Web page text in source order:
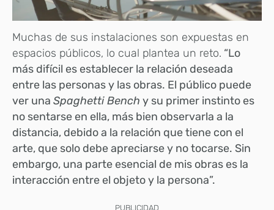
Muchas de sus instalaciones son expuestas en
espacios públicos, lo cual plantea un reto. “Lo
más difícil es establecer la relación deseada
entre las personas y las obras. El público puede
ver una Spaghetti Bench y su primer instinto es
no sentarse en ella, más bien observarla a la
distancia, debido a la relación que tiene con el
arte, que solo debe apreciarse y no tocarse. Sin
embargo, una parte esencial de mis obras es la
interacción entre el objeto y la persona”.
PUBLICIDAD